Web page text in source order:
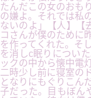
たんだこの女のおも
の嫌よ。それでは私
ないのよ」【人】【
コさんが僕のために
を作ってくれた。そ
を消しc眠りについ
ックの中から懐中電
二時少し前に寝室の
となりにもぐりこん
子だった。目もぼん